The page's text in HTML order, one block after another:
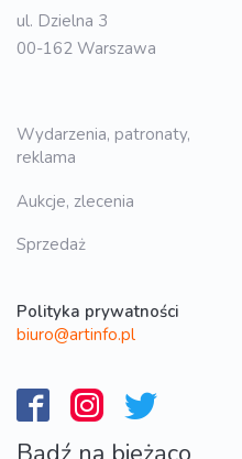
ul. Dzielna 3
00-162 Warszawa
Wydarzenia, patronaty,
reklama
Aukcje, zlecenia
Sprzedaż
Polityka prywatności
biuro@artinfo.pl